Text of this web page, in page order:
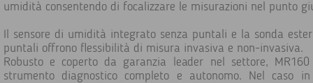
umidità consentendo di focalizzare le misurazioni nel punto
Il sensore di umidità integrato senza puntali e la sonda
puntali offrono flessibilità di misura invasiva e non-invasiva.
Robusto e coperto da garanzia leader nel settore,
strumento diagnostico completo e autonomo. Nel caso